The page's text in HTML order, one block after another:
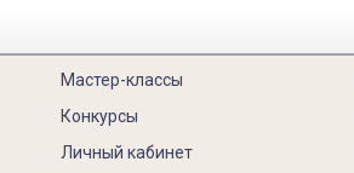
Мастер-классы
Конкурсы
Личный кабинет